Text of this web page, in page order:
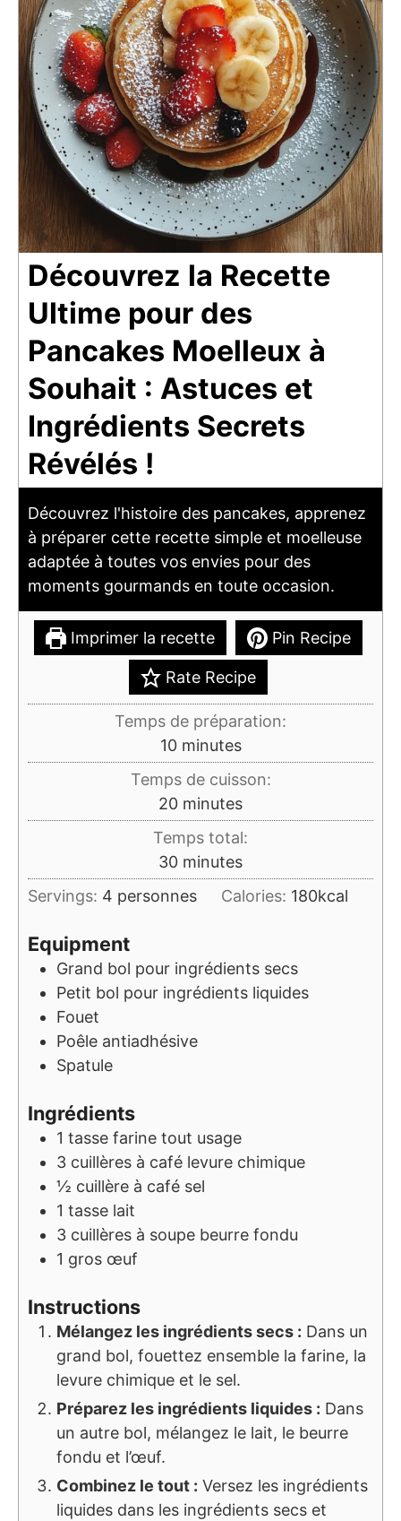
Découvrez la Recette
Ultime pour des
Pancakes Moelleux à
Souhait : Astuces et
Ingrédients Secrets
Révélés !
Découvrez l'histoire des pancakes, apprenez
à préparer cette recette simple et moelleuse
adaptée à toutes vos envies pour des
moments gourmands en toute occasion.
Imprimer la recette Pin Recipe
Rate Recipe
Temps de préparation:
10minutes
minutes
Temps de cuisson:
20minutes
minutes
Temps total:
30minutes
minutes
Servings: 4 personnes Calories: 180kcal
Equipment
Grand bol pour ingrédients secs
Petit bol pour ingrédients liquides
Fouet
Poêle antiadhésive
Spatule
Ingrédients
1 tasse farine tout usage
3 cuillères à café levure chimique
½ cuillère à café sel
1 tasse lait
3 cuillères à soupe beurre fondu
1 gros œuf
Instructions
Mélangez les ingrédients secs : Dans un
grand bol, fouettez ensemble la farine, la
levure chimique et le sel.
Préparez les ingrédients liquides : Dans
un autre bol, mélangez le lait, le beurre
fondu et l’œuf.
Combinez le tout : Versez les ingrédients
liquides dans les ingrédients secs et